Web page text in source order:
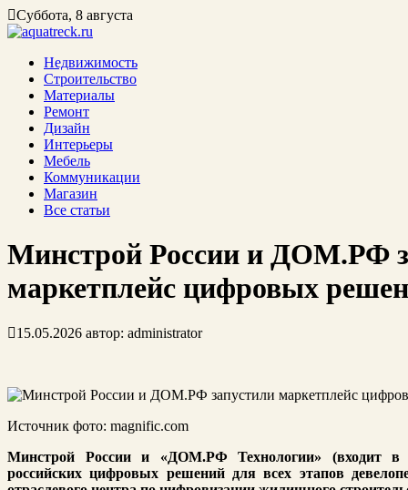
Суббота, 8 августа
Недвижимость
Строительство
Материалы
Ремонт
Дизайн
Интерьеры
Мебель
Коммуникации
Магазин
Все статьи
Минстрой России и ДОМ.РФ
маркетплейс цифровых
15.05.2026 автор: administrator
Источник фото: magnific.com
Минстрой России и «ДОМ.РФ Технологии» (входит в
российских цифровых решений для всех этапов